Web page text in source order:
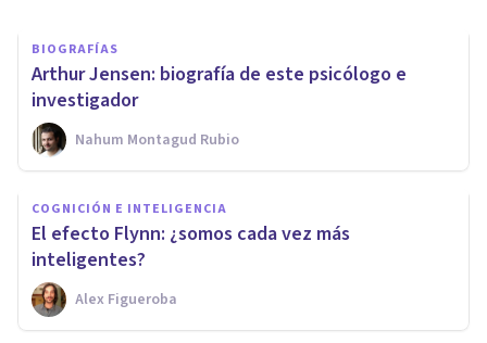
BIOGRAFÍAS
Arthur Jensen: biografía de este psicólogo e
investigador
Nahum Montagud Rubio
COGNICIÓN E INTELIGENCIA
El efecto Flynn: ¿somos cada vez más
inteligentes?
Alex Figueroba